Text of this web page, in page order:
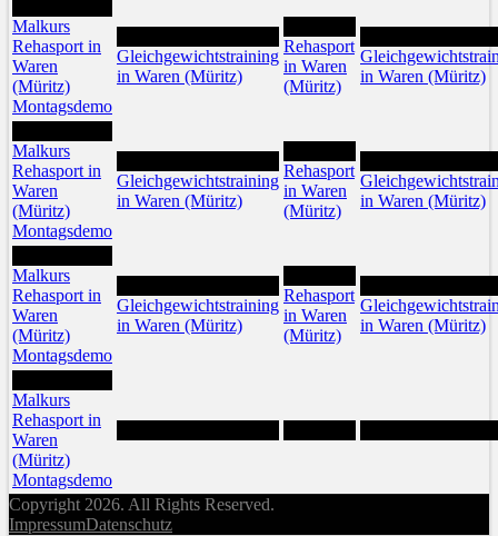
Malkurs
Rehasport in
Waren
(Müritz)
Montagsdemo
Gleichgewichtstraining
in Waren (Müritz)
Rehasport
in Waren
(Müritz)
in Waren (Müritz)
Malkurs
Rehasport in
Waren
(Müritz)
Montagsdemo
Gleichgewichtstraining
in Waren (Müritz)
Rehasport
in Waren
(Müritz)
in Waren (Müritz)
Malkurs
Rehasport in
Waren
(Müritz)
Montagsdemo
Gleichgewichtstraining
in Waren (Müritz)
Rehasport
in Waren
(Müritz)
in Waren (Müritz)
Malkurs
Rehasport in
Waren
(Müritz)
Montagsdemo
Copyright 2026. All Rights Reserved.
ImpressumDatenschutz